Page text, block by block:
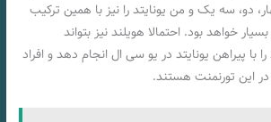
دو، سه یک و من یونایتد را نیز با همین ترکیب
خواهد بود. احتمالا هویلند نیز بتواند
با پیراهن یونایتد در یو سی ال انجام دهد و افراد
این تورنمنت هستند.